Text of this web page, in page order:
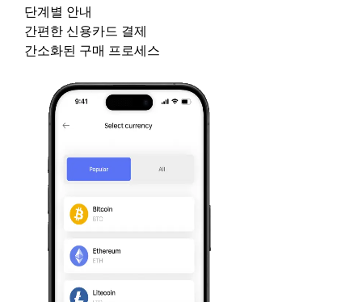
단계별 안내
간편한 신용카드 결제
간소화된 구매 프로세스